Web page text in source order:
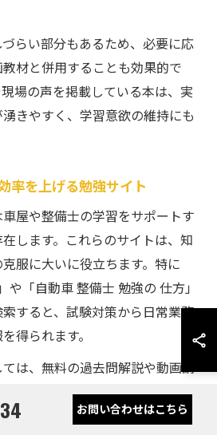
らい部分もあるため、必要に応
材と併用することも効果的で
場の声を掲載している本は、実
きやすく、学習意欲の維持にも
率を上げる勉強サイト
屋や整備士の学習をサポートす
します。これらのサイトは、知
服に大いに役立ちます。特に
や「自動車 整備士 勉強の 仕方」
すると、試験対策から日常業務
得られます。
は、無料の過去問解説や動画講
事を積極的に取り入れることが挙
に特徴があるため、複数を比較
お問い合わせはこちら